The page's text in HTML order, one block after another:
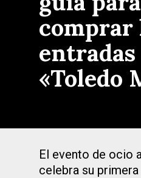
comprar
entradas
«Toledo
El evento de ocio
celebra su